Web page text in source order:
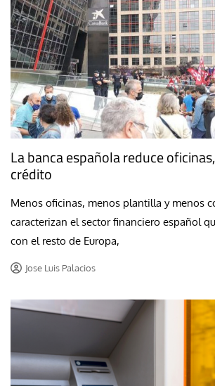
La banca española reduce
crédito
Menos oficinas, menos plantilla y menos
caracterizan el sector financiero español
con el resto de Europa,
Jose Luis Palacios